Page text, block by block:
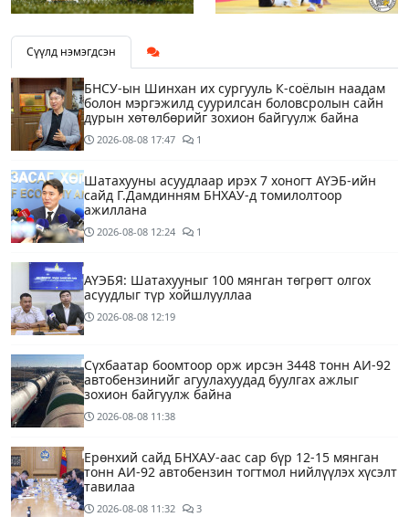
Сүүлд нэмэгдсэн
БНСУ-ын Шинхан их сургууль К-соёлын наадам
болон мэргэжилд суурилсан боловсролын сайн
дурын хөтөлбөрийг зохион байгуулж байна
2026-08-08 17:47 1
Шатахууны асуудлаар ирэх 7 хоногт АҮЭБ-ийн
сайд Г.Дамдинням БНХАУ-д томилолтоор
ажиллана
2026-08-08 12:24 1
АҮЭБЯ: Шатахууныг 100 мянган төгрөгт олгох
асуудлыг түр хойшлууллаа
2026-08-08 12:19
Сүхбаатар боомтоор орж ирсэн 3448 тонн АИ-92
автобензинийг агуулахуудад буулгах ажлыг
зохион байгуулж байна
2026-08-08 11:38
Ерөнхий сайд БНХАУ-аас сар бүр 12-15 мянган
тонн АИ-92 автобензин тогтмол нийлүүлэх хүсэлт
тавилаа
2026-08-08 11:32 3